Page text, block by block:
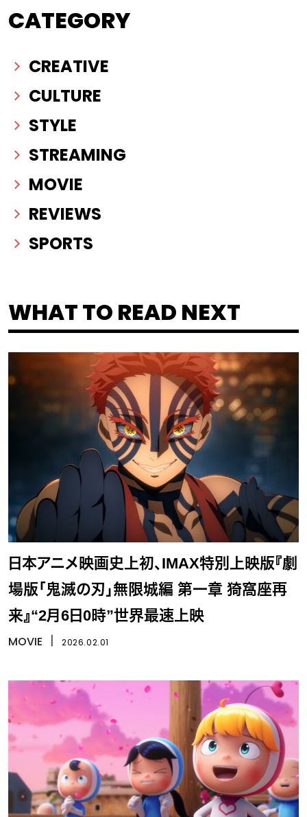
CATEGORY
CREATIVE
CULTURE
STYLE
STREAMING
MOVIE
REVIEWS
SPORTS
WHAT TO READ NEXT
日本アニメ映画史上初、IMAX特別上映版『劇
場版「鬼滅の刃」無限城編 第一章 猗窩座再
来』“2月6日0時”世界最速上映
MOVIE 2026.02.01